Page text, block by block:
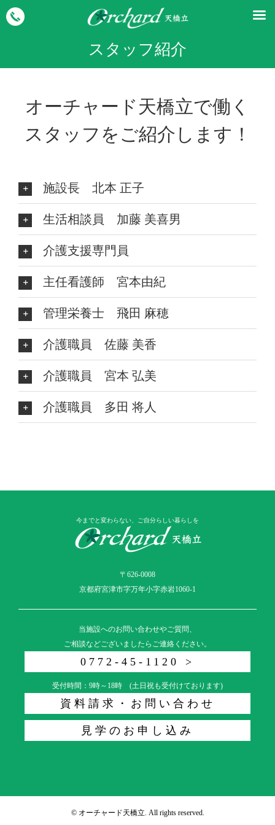
スタッフ紹介
オーチャード天橋立で働く
スタッフをご紹介します！
施設長 北本 正子
生活相談員 加藤 美喜男
介護支援専門員
主任看護師 宮本由紀
管理栄養士 飛田 麻穂
介護職員 佐藤 美香
介護職員 宮本 弘美
介護職員 多田 将人
今までと変わらない、ご自分らしい暮らしを
〒626-0008
京都府宮津市字万年小字赤岩1060-1
当施設へのお問い合わせやご質問、
ご相談などございましたらご連絡ください。
0772-45-1120 >
受付時間：9時～18時 (土日祝も受付けております)
資料請求・お問い合わせ
見学のお申し込み
© オーチャード天橋立. All rights reserved.